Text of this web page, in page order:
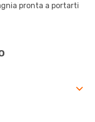
pronta a portarti